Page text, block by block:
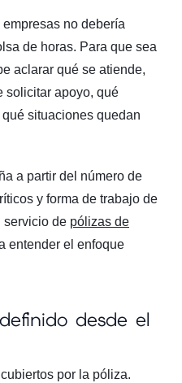
no debería
de horas. Para que sea
aclarar qué se atiende,
solicitar apoyo, qué
situaciones quedan
a partir del número de
y forma de trabajo de
servicio de pólizas de
entender el enfoque
desde el
por la póliza.